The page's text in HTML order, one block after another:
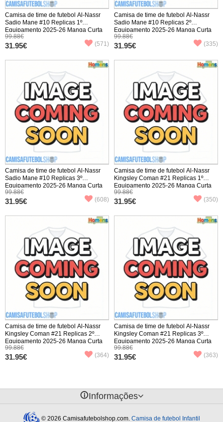
Camisa de time de futebol Al-Nassr
Sadio Mane #10 Replicas 1º
Equipamento 2025-26 Manga Curta
99.88€
31.95€ (571)
Camisa de time de futebol Al-Nassr
Sadio Mane #10 Replicas 2º
Equipamento 2025-26 Manga Curta
99.88€
31.95€ (335)
Camisa de time de futebol Al-Nassr
Sadio Mane #10 Replicas 3º
Equipamento 2025-26 Manga Curta
99.88€
31.95€ (608)
Camisa de time de futebol Al-Nassr
Kingsley Coman #21 Replicas 1º
Equipamento 2025-26 Manga Curta
99.88€
31.95€ (350)
Camisa de time de futebol Al-Nassr
Kingsley Coman #21 Replicas 2º
Equipamento 2025-26 Manga Curta
99.88€
31.95€ (364)
Camisa de time de futebol Al-Nassr
Kingsley Coman #21 Replicas 3º
Equipamento 2025-26 Manga Curta
99.88€
31.95€ (363)
󰈢Informações
© 2026 Camisafutebolshop.com.Camisa de futebol Infantil